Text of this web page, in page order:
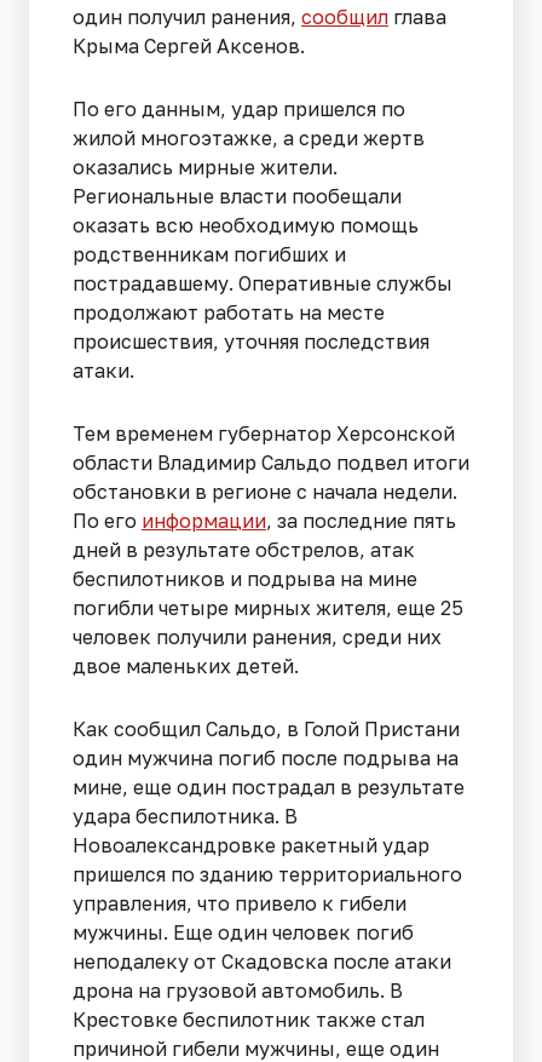
один получил ранения, сообщил глава
Крыма Сергей Аксенов.
По его данным, удар пришелся по
жилой многоэтажке, а среди жертв
оказались мирные жители.
Региональные власти пообещали
оказать всю необходимую помощь
родственникам погибших и
пострадавшему. Оперативные службы
продолжают работать на месте
происшествия, уточняя последствия
атаки.
Тем временем губернатор Херсонской
области Владимир Сальдо подвел итоги
обстановки в регионе с начала недели.
По его информации, за последние пять
дней в результате обстрелов, атак
беспилотников и подрыва на мине
погибли четыре мирных жителя, еще 25
человек получили ранения, среди них
двое маленьких детей.
Как сообщил Сальдо, в Голой Пристани
один мужчина погиб после подрыва на
мине, еще один пострадал в результате
удара беспилотника. В
Новоалександровке ракетный удар
пришелся по зданию территориального
управления, что привело к гибели
мужчины. Еще один человек погиб
неподалеку от Скадовска после атаки
дрона на грузовой автомобиль. В
Крестовке беспилотник также стал
причиной гибели мужчины, еще один